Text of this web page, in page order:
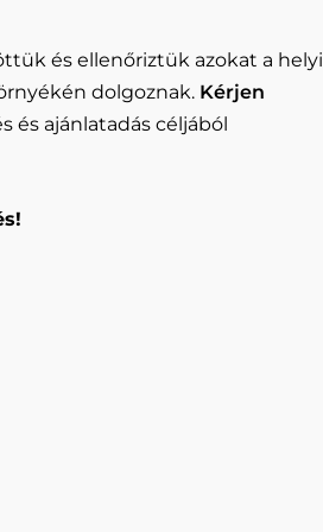
és ellenőriztük azokat a helyi
dolgoznak. Kérjen
és ajánlatadás céljából